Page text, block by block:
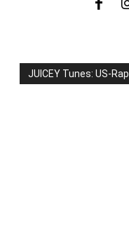
JUICEY Tunes: US-Rap